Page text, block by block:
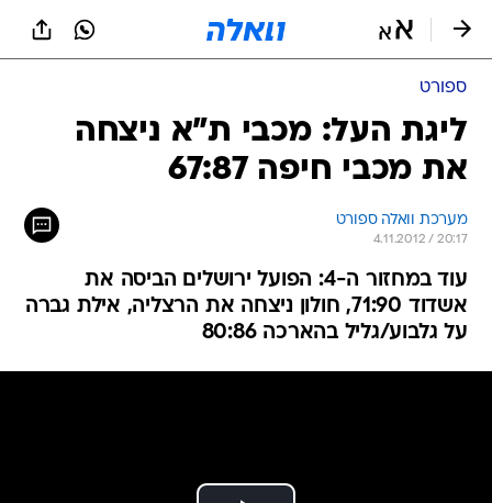
ספורט
ליגת העל: מכבי ת"א ניצחה
את מכבי חיפה 67:87
מערכת וואלה ספורט
4.11.2012 / 20:17
עוד במחזור ה-4: הפועל ירושלים הביסה את
אשדוד 71:90, חולון ניצחה את הרצליה, אילת גברה
על גלבוע/גליל בהארכה 80:86